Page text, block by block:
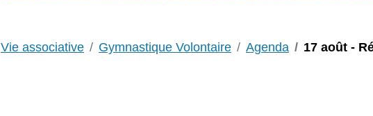
Vie associative Gymnastique Volontaire Agenda 17 août -